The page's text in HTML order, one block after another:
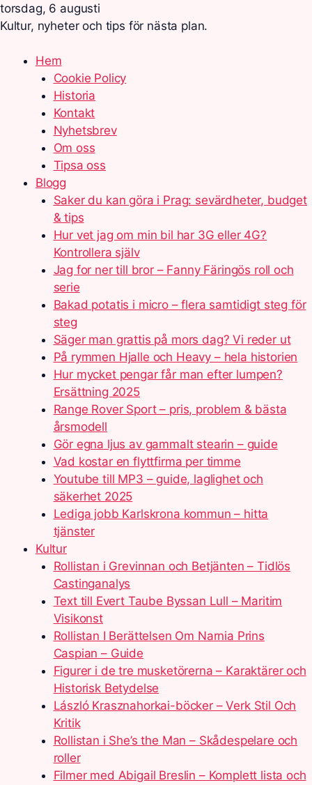
torsdag, 6 augusti
Kultur, nyheter och tips för nästa plan.
Hem
Cookie Policy
Historia
Kontakt
Nyhetsbrev
Om oss
Tipsa oss
Blogg
Saker du kan göra i Prag: sevärdheter, budget
& tips
Hur vet jag om min bil har 3G eller 4G?
Kontrollera själv
Jag for ner till bror – Fanny Färingös roll och
serie
Bakad potatis i micro – flera samtidigt steg för
steg
Säger man grattis på mors dag? Vi reder ut
På rymmen Hjalle och Heavy – hela historien
Hur mycket pengar får man efter lumpen?
Ersättning 2025
Range Rover Sport – pris, problem & bästa
årsmodell
Gör egna ljus av gammalt stearin – guide
Vad kostar en flyttfirma per timme
Youtube till MP3 – guide, laglighet och
säkerhet 2025
Lediga jobb Karlskrona kommun – hitta
tjänster
Kultur
Rollistan i Grevinnan och Betjänten – Tidlös
Castinganalys
Text till Evert Taube Byssan Lull – Maritim
Visikonst
Rollistan I Berättelsen Om Narnia Prins
Caspian – Guide
Figurer i de tre musketörerna – Karaktärer och
Historisk Betydelse
László Krasznahorkai-böcker – Verk Stil Och
Kritik
Rollistan i She’s the Man – Skådespelare och
roller
Filmer med Abigail Breslin – Komplett lista och